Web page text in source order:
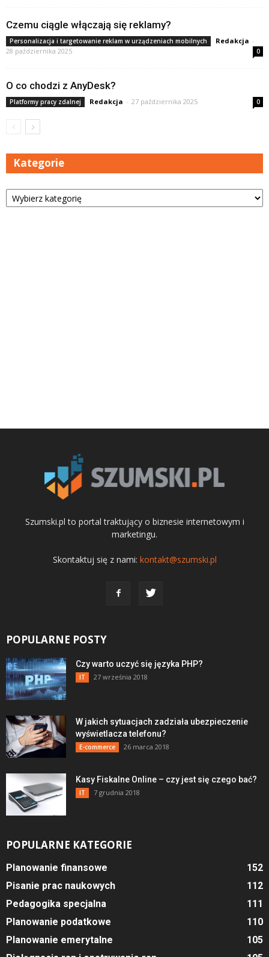
Czemu ciągle włączają się reklamy?
Personalizacja i targetowanie reklam w urządzeniach mobilnych Redakcja -
28 października 2025
0
O co chodzi z AnyDesk?
Platformy pracy zdalnej Redakcja - 27 października 2025 0
Kategorie
Kategorie
Szumski.pl to portal traktujący o biznesie internetowym i
marketingu.
Skontaktuj się z nami: kontakt@szumski.pl
POPULARNE POSTY
Czy warto uczyć się języka PHP?
IT 27 września 2018
W jakich sytuacjach zadziała ubezpieczenie
wyświetlacza telefonu?
E-commerce 26 marca 2018
Kasy Fiskalne Online – czy jest się czego bać?
IT 7 grudnia 2018
POPULARNE KATEGORIE
Planowanie finansowe
152
Pisanie prac naukowych
112
Pedagogika specjalna
111
Planowanie podatkowe
110
Planowanie emerytalne
105